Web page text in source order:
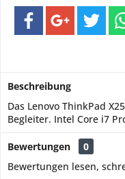
Beschreibung
Das Lenovo ThinkPad
Begleiter. Intel Core i7
Bewertungen
0
Bewertungen lesen,